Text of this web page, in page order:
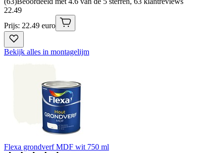
22.49
Prijs: 22.49 euro
Bekijk alles in montagelijm
Flexa grondverf MDF wit 750 ml